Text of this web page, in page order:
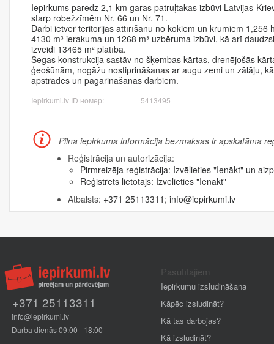
Iepirkums paredz 2,1 km garas patruļtakas izbūvi Latvijas-
starp robežzīmēm Nr. 66 un Nr. 71.
Darbi ietver teritorijas attīrīšanu no kokiem un krūmiem 1,256
4130 m³ ierakuma un 1268 m³ uzbēruma izbūvi, kā arī
izveidi 13465 m² platībā.
Segas konstrukcija sastāv no šķembas kārtas, drenējošās
ģeošūnām, nogāžu nostiprināšanas ar augu zemi un zālāju,
apstrādes un pagarināšanas darbiem.
Iepirkumi.lv ID номер: 5413495
Pilna iepirkuma informācija bezmaksas ir apskatāma
Reģistrācija un autorizācija:
Pirmreizēja reģistrācija: Izvēlieties "Ienākt" un
Reģistrēts lietotājs: Izvēlieties "Ienākt"
Atbalsts: +371 25113311 ; info@iepirkumi.lv
+371 25113311
info@iepirkumi.lv
Darba dienās 09:00 - 18:00
Pasūtītājiem
Iepirkumu izsludināšana
Kāpēc izsludināt?
Kā tas darbojas?
Kā izsludināt?